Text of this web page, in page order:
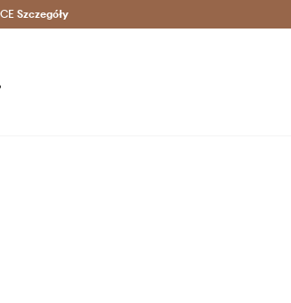
w 24h >
Szczegóły